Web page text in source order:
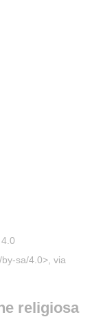
sa/4.0>, via
religiosa